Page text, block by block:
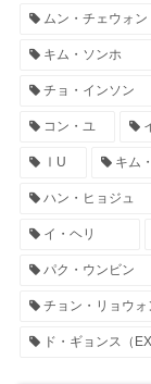
ムン・チェウォン
キム・ソンホ
チョ・インソン
コン・ユ
ⅠU キム
ハン・ヒョジュ
イ・ヘリ
パク・ウンビン
チョン・リョウォ
ド・ギョンス（